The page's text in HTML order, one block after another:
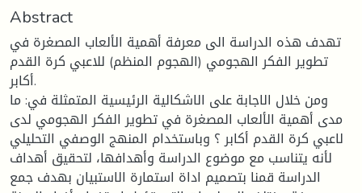
Abstract
تهدف هذه الدراسة الى معرفة أهمية الألعاب المصغرة في
تطوير الفكر الهجومي (الهجوم المنظم) للاعبي كرة القدم
أكابر.
ومن خلال الاجابة على الاشكالية الرئيسية المتمثلة في: ما
مدى أهمية الألعاب المصغرة في تطوير الفكر الهجومي لدى
لاعبي كرة القدم أكابر ؟ وباستخدام المنهج الوصفي التحليلي
لأنه يتناسب مع موضوع الدراسة وأهدافها، لتحقيق أهداف
الدراسة قمنا بتصميم اداة استمارة الاستبيان بهدف جمع